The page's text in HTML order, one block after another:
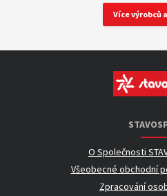
Více výrobců
O Společnosti
Všeobecné obchodní
Zpracování